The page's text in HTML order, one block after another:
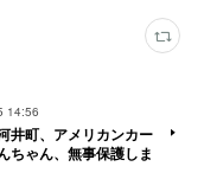
14:56
井町、アメリカンカー
ちゃん、無事保護しま